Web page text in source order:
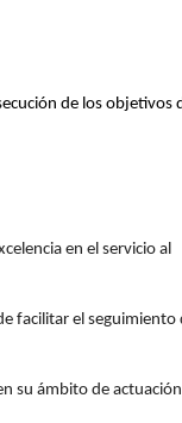
de los objetivos
en el servicio al
facilitar el seguimiento
su ámbito de actuación